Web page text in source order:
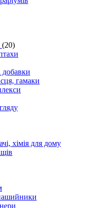
(20)
добавки
гамаки
хімія для дому